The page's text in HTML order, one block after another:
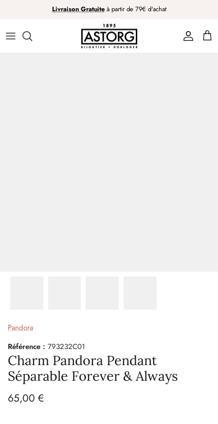
Livraison Gratuiteà partir de 79€ d'achat
Pandora
Référence : 793232C01
Charm Pandora Pendant
Séparable Forever & Always
65,00 €